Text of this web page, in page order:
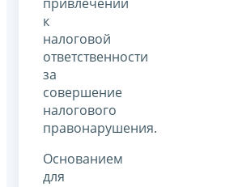
к
налоговой
ответственности
за
совершение
налогового
правонарушения.
Основанием
для